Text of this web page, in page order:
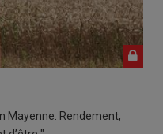
Mayenne. Rendement,